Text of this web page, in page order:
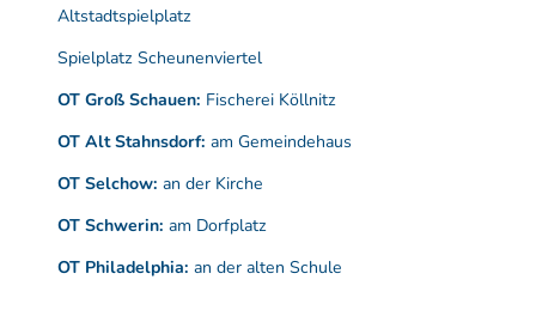
Altstadtspielplatz
Spielplatz Scheunenviertel
OT Groß Schauen: Fischerei Köllnitz
OT Alt Stahnsdorf: am Gemeindehaus
OT Selchow: an der Kirche
OT Schwerin: am Dorfplatz
OT Philadelphia: an der alten Schule